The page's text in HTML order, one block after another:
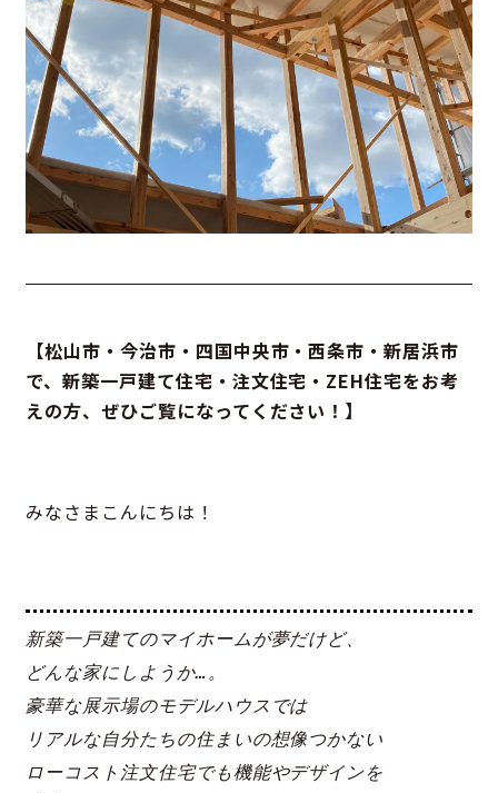
【松山市・今治市・四国中央市・西条市・新居浜市
で、新築一戸建て住宅・注文住宅・ZEH住宅をお考
えの方、ぜひご覧になってください！】
みなさまこんにちは！
新築一戸建てのマイホームが夢だけど、
どんな家にしようか…。
豪華な展示場のモデルハウスでは
リアルな自分たちの住まいの想像つかない
ローコスト注文住宅でも機能やデザインを